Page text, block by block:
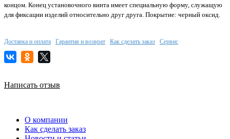
концом. Конец установочного винта имеет специальную форму, служащую
для фиксации изделий относительно друг друга. Покрытие: черный оксид.
Доставка и оплата Гарантия и возврат Как сделать заказ Сервис
Написать отзыв
О компании
Как сделать заказ